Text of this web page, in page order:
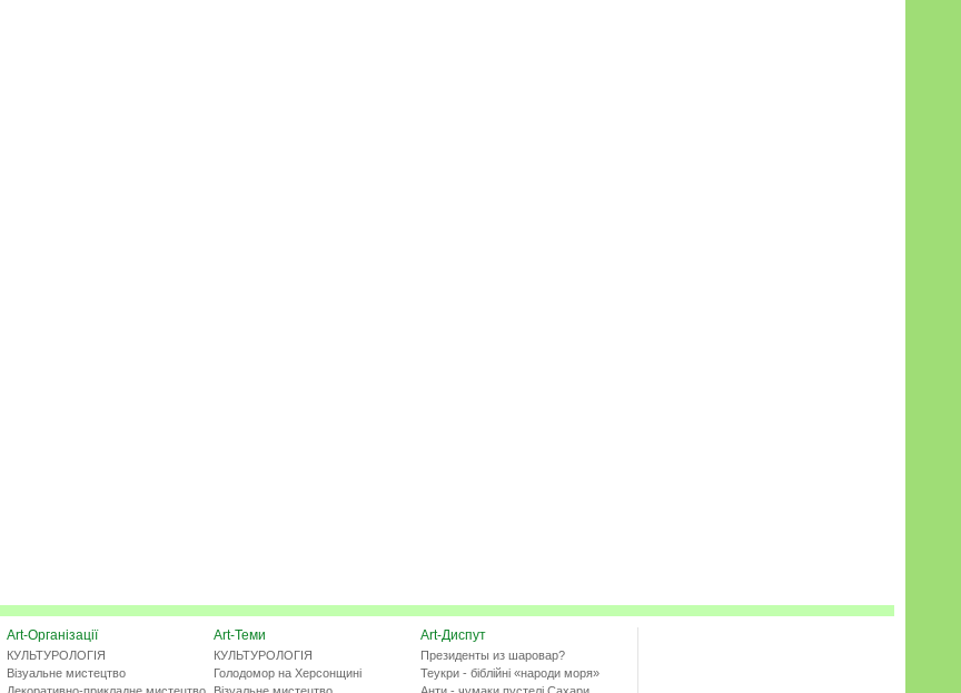
Art-Організації
КУЛЬТУРОЛОГІЯ
Візуальне мистецтво
Art-Теми
КУЛЬТУРОЛОГІЯ
Голодомор на Херсонщині
Art-Диспут
Президенты из шаровар?
Теукри - біблійні «народи моря»